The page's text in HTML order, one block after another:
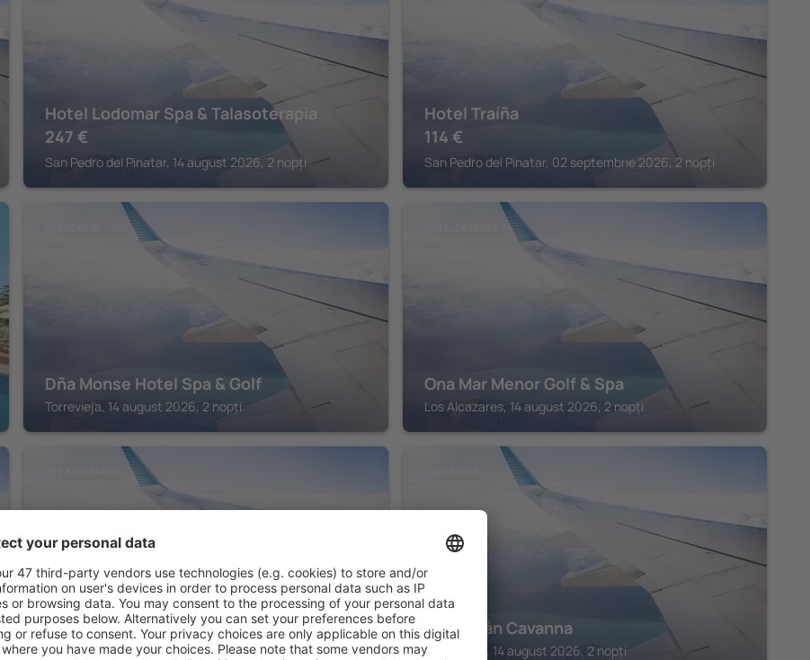
Hotel Lodomar Spa & Talasoterapia
247 €
San Pedro del Pinatar, 14 august 2026, 2 nopți
Hotel Traíña
114 €
San Pedro del Pinatar, 02 septembrie 2026, 2 nopți
Dña Monse Hotel Spa & Golf
Torrevieja, 14 august 2026, 2 nopți
Ona Mar Menor Golf & Spa
Los Alcazares, 14 august 2026, 2 nopți
Ibersol Atrio del Mar
Los Alcazares, 14 august 2026, 2 nopți
Hotel Izán Cavanna
Cartagena, 14 august 2026, 2 nopți